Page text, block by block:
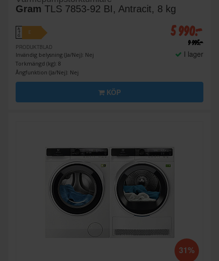
Gram TLS 7853-92 BI, Antracit, 8 kg
A
↑
G
E
PRODUKTBLAD
Invändig belysning (Ja/Nej): Nej
Torkmängd (kg): 8
Ångfunktion (Ja/Nej): Nej
5 990:-
9 995:-
I lager
KÖP
31%